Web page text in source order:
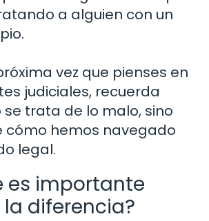
a alguien con un
vez que pienses en
judiciales, recuerda
se trata de lo malo, sino
cómo hemos navegado
legal.
es importante
diferencia?